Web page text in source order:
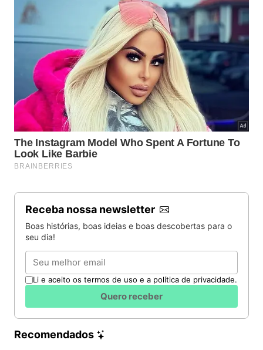
Receba nossa newsletter
Boas histórias, boas ideias e boas descobertas para o
seu dia!
Email
Li e aceito os termos de uso e a política de privacidade.
Quero receber
Recomendados